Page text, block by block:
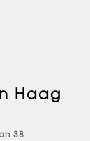
Haag
38